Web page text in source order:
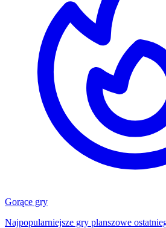
Gorące gry
Najpopularniejsze gry planszowe